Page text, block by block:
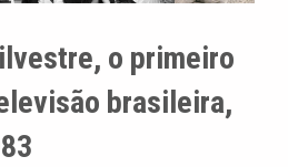
o primeiro
brasileira,